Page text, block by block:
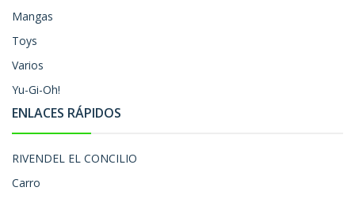
Mangas
Toys
Varios
Yu-Gi-Oh!
ENLACES RÁPIDOS
RIVENDEL EL CONCILIO
Carro